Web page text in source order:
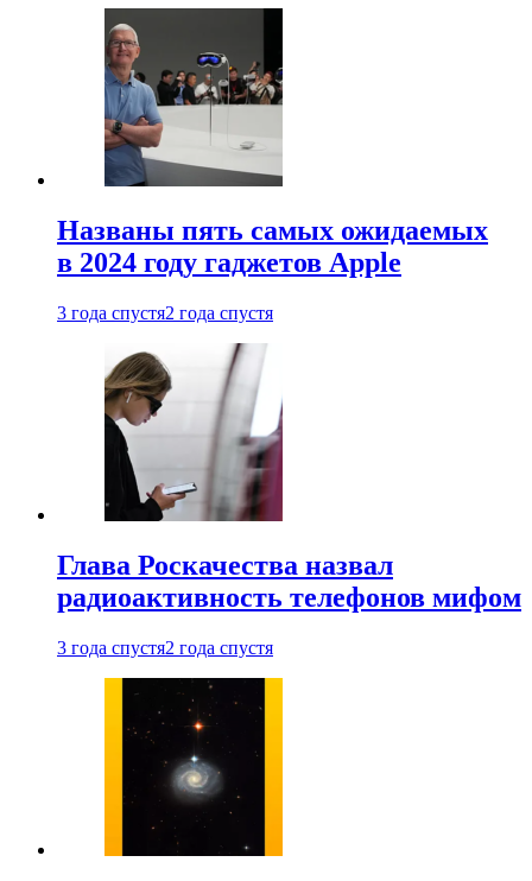
Названы пять самых ожидаемых
в 2024 году гаджетов Apple
3 года спустя2 года спустя
Глава Роскачества назвал
радиоактивность телефонов мифом
3 года спустя2 года спустя